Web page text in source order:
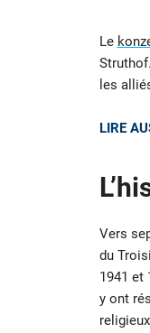
Le
les
LIRE
Vers
du
1941 et
y ont